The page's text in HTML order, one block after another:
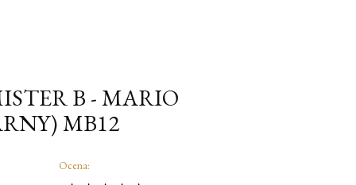
B - MARIO
MB12
Ocena: